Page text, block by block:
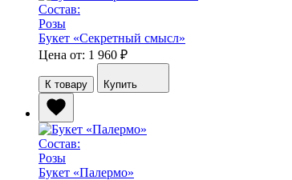
Состав:
Розы
Букет «Секретный смысл»
Цена от: 1 960 ₽
К товару Купить
Состав:
Розы
Букет «Палермо»